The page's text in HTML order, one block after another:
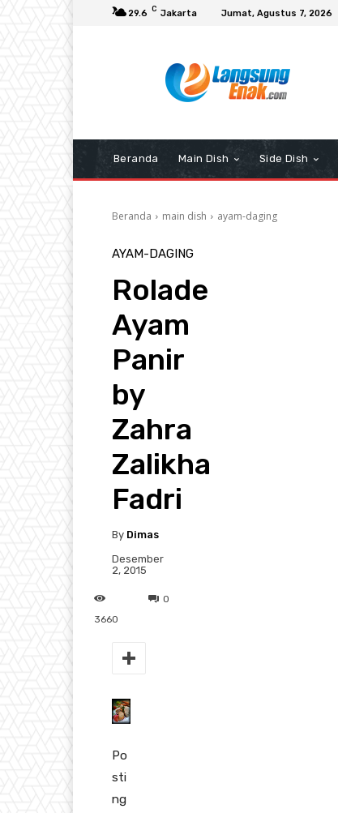
29.6 C Jakarta Jumat, Agustus 7, 2026
Beranda Main Dish Side Dish
Beranda main dish ayam-daging
AYAM-DAGING
Rolade
Ayam
Panir
by
Zahra
Zalikha
Fadri
By Dimas
Desember
2, 2015
0
3660
Po
sti
ng